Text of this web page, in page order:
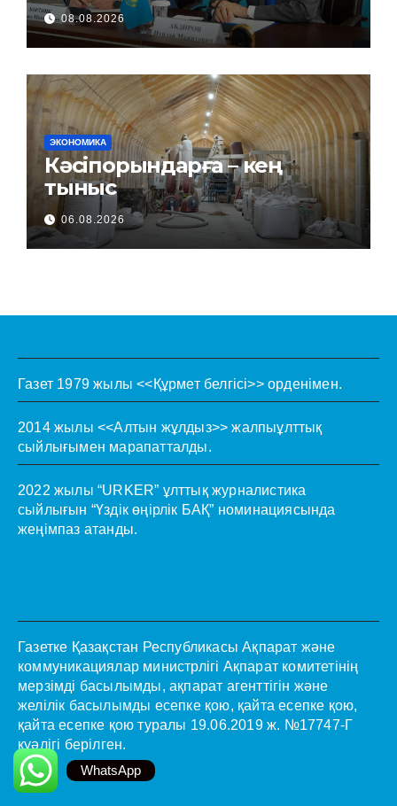
08.08.2026
ЭКОНОМИКА
Кәсіпорындарға – кең
тыныс
06.08.2026
Газет 1979 жылы <<Құрмет белгісі>> орденімен.
2014 жылы <<Алтын жұлдыз>> жалпыұлттық
сыйлығымен марапатталды.
2022 жылы “URKER” ұлттық журналистика
сыйлығын “Үздік өңірлік БАҚ” номинациясында
жеңімпаз атанды.
Газетке Қазақстан Республикасы Ақпарат және
коммуникациялар министрлігі Ақпарат комитетінің
мерзімді басылымды, ақпарат агенттігін және
желілік басылымды есепке қою, қайта есепке қою,
қайта есепке қою туралы 19.06.2019 ж. №17747-Г
куәлігі берілген.
WhatsApp